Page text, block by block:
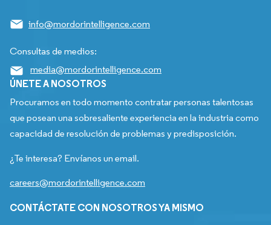
info@mordorintelligence.com
Consultas de medios:
media@mordorintelligence.com
ÚNETE A NOSOTROS
Procuramos en todo momento contratar personas talentosas
que posean una sobresaliente experiencia en la industria como
capacidad de resolución de problemas y predisposición.
¿Te interesa? Envíanos un email.
careers@mordorintelligence.com
CONTÁCTATE CON NOSOTROS YA MISMO